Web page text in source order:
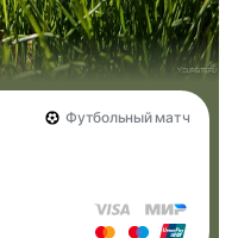
Футбольный матч